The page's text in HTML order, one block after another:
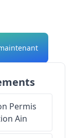
Permis
Ain